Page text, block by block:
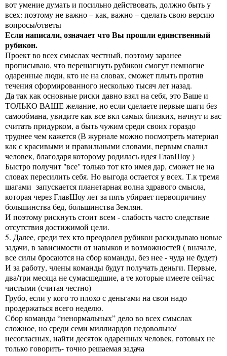
вот умение думать и посильно действовать, должно быть у
всех: поэтому не важно – как, важно – сделать свою версию
вопросы/ответы
Если написали, означает что Вы прошли единственный
рубикон.
Проект во всех смыслах честный, поэтому заранее
прописываю, что перешагнуть рубикон смогут немногие
одаренные люди, кто не на словах, сможет плыть против
течения сформированного несколько тысяч лет назад.
Да так как основные риски давно взял на себя, это Ваше и
ТОЛЬКО ВАШЕ желание, но если сделаете первые шаги без
самообмана, увидите как все вкл самых близких, начнут и вас
считать придурком, а быть чужим среди своих гораздо
труднее чем кажется (В журнале можно посмотреть материал
как с красивыми и правильными словами, первым свалил
человек, благодаря которому родилась идея ГлавШоу )
Быстро получит "все" только тот кто имея дар, сможет не на
словах пересилить себя. Но выгода остается у всех. Т.к тремя
шагами запускается планетарная волна здравого смысла,
которая через ГлавШоу лет за пять убирает первопричину
большинства бед, большинства Землян.
И поэтому рискнуть стоит всем - слабость часто следствие
отсутствия достижимой цели.
5. Далее, среди тех кто преодолел рубикон раскидываю новые
задачи, в зависимости от навыков и возможностей ( вначале,
все силы бросаются на сбор команды, без нее - чуда не будет)
И за работу, члены команды будут получать деньги. Первые,
два/три месяца не сумасшедшие, а те которые имеете сейчас
чистыми (считая честно)
Грубо, если у кого то плохо с деньгами на свои надо
продержаться всего неделю.
Сбор команды “ненормальных” дело во всех смыслах
сложное, но среди семи миллиардов недовольно/
несогласных, найти десяток одаренных человек, готовых не
только говорить- точно решаемая задача